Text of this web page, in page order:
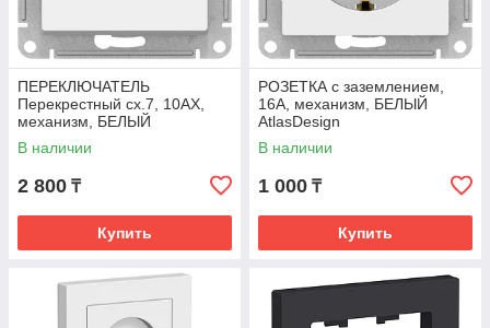
ПЕРЕКЛЮЧАТЕЛЬ
Перекрестный сх.7, 10АХ,
механизм, БЕЛЫЙ
AtlasDesign
В наличии
2 800 ₸
Купить
РОЗЕТКА с заземлением,
16А, механизм, БЕЛЫЙ
AtlasDesign
В наличии
1 000 ₸
Купить